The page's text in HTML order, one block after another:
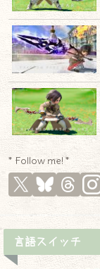
* Follow me! *
言語スイッチ